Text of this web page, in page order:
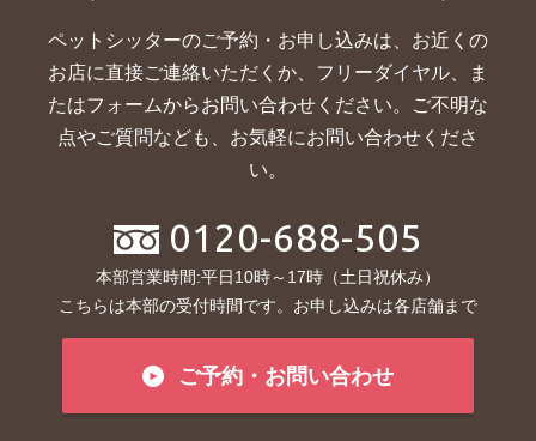
ペットシッターのご予約・お申し込みは、お近くの
お店に直接ご連絡いただくか、 フリーダイヤル、ま
たはフォームからお問い合わせください。ご不明な
点やご質問なども、お気軽にお問い合わせくださ
い。
0120-688-505
本部営業時間:平日10時～17時（土日祝休み）
こちらは本部の受付時間です。お申し込みは各店舗まで
ご予約・お問い合わせ